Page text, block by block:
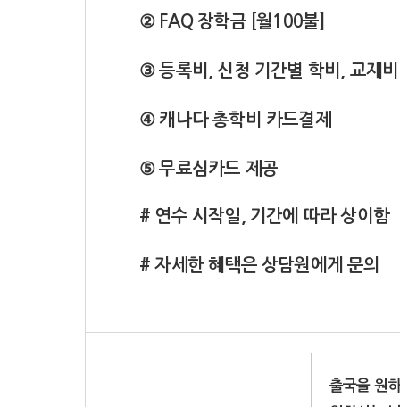
② FAQ 장학금 [월100불]
③ 등록비, 신청 기간별 학비, 교재
④ 캐나다 총학비 카드결제
⑤ 무료심카드 제공
# 연수 시작일, 기간에 따라 상이함
# 자세한 혜택은 상담원에게 문의
출국을 원